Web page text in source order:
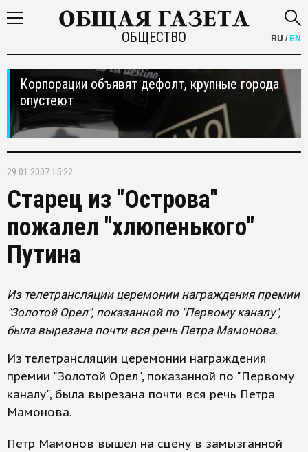
ОБЩЕСТВО RU /EN
Корпорации объявят дефолт, крупные города
опустеют
29.01.2007 15:22
Старец из "Острова"
пожалел "хлюпенького"
Путина
Из телетрансляции церемонии награждения премии
"Золотой Орел", показанной по "Первому каналу",
была вырезана почти вся речь Петра Мамонова.
Из телетрансляции церемонии награждения
премии "Золотой Орел", показанной по "Первому
каналу", была вырезана почти вся речь Петра
Мамонова.
Петр Мамонов вышел на сцену в замызганной